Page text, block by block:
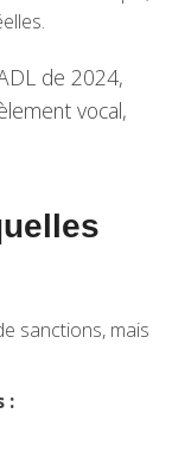
de 2024,
vocal,
sanctions, mais
: